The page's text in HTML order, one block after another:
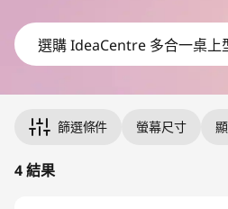
n
r
多
選購 IdeaCentre 多合一桌上
篩選條件 螢幕尺寸
4 結果